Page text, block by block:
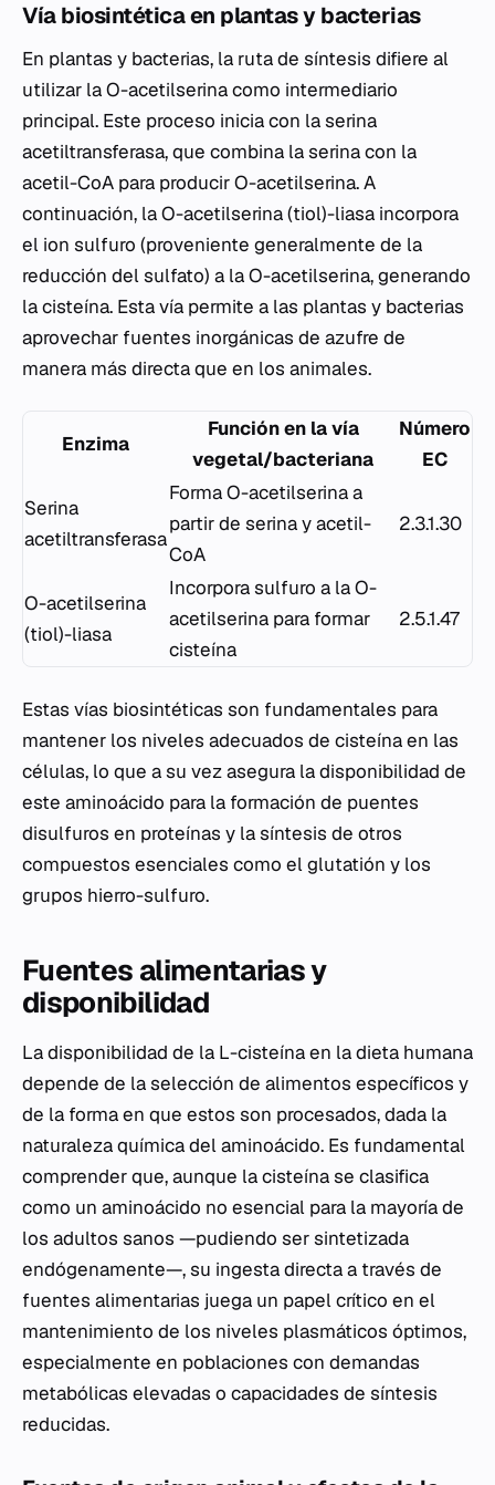
Vía biosintética en plantas y bacterias
En plantas y bacterias, la ruta de síntesis difiere al
utilizar la O-acetilserina como intermediario
principal. Este proceso inicia con la serina
acetiltransferasa, que combina la serina con la
acetil-CoA para producir O-acetilserina. A
continuación, la O-acetilserina (tiol)-liasa incorpora
el ion sulfuro (proveniente generalmente de la
reducción del sulfato) a la O-acetilserina, generando
la cisteína. Esta vía permite a las plantas y bacterias
aprovechar fuentes inorgánicas de azufre de
manera más directa que en los animales.
Enzima
Función en la vía
vegetal/bacteriana
Número
EC
Serina
acetiltransferasa
Forma O-acetilserina a
partir de serina y acetil-
CoA
2.3.1.30
O-acetilserina
(tiol)-liasa
Incorpora sulfuro a la O-
acetilserina para formar
cisteína
2.5.1.47
Estas vías biosintéticas son fundamentales para
mantener los niveles adecuados de cisteína en las
células, lo que a su vez asegura la disponibilidad de
este aminoácido para la formación de puentes
disulfuros en proteínas y la síntesis de otros
compuestos esenciales como el glutatión y los
grupos hierro-sulfuro.
Fuentes alimentarias y
disponibilidad
La disponibilidad de la L-cisteína en la dieta humana
depende de la selección de alimentos específicos y
de la forma en que estos son procesados, dada la
naturaleza química del aminoácido. Es fundamental
comprender que, aunque la cisteína se clasifica
como un aminoácido no esencial para la mayoría de
los adultos sanos —pudiendo ser sintetizada
endógenamente—, su ingesta directa a través de
fuentes alimentarias juega un papel crítico en el
mantenimiento de los niveles plasmáticos óptimos,
especialmente en poblaciones con demandas
metabólicas elevadas o capacidades de síntesis
reducidas.